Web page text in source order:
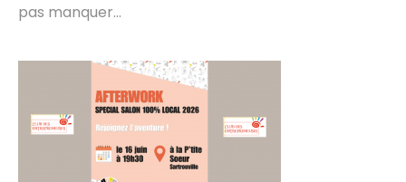
pas manquer...